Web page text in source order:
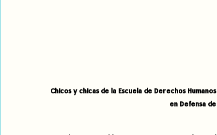
Chicos y chicas de la Escuela de Derechos
en Defensa